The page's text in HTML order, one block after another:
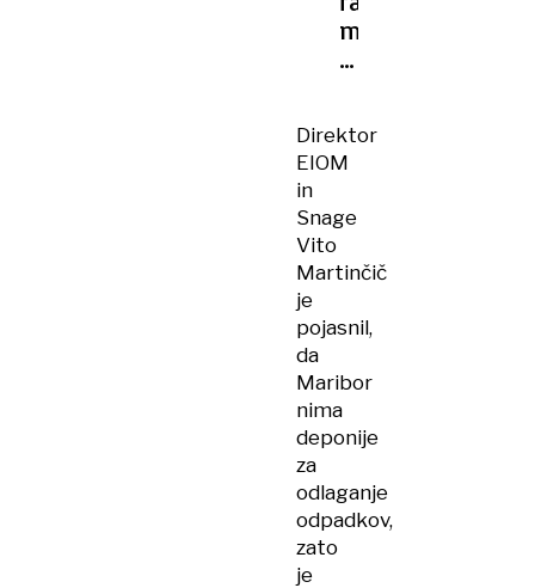
ministrstva
se
Direktor
EIOM
in
Snage
Vito
Martinčič
je
pojasnil,
da
Maribor
nima
deponije
za
odlaganje
odpadkov,
zato
je